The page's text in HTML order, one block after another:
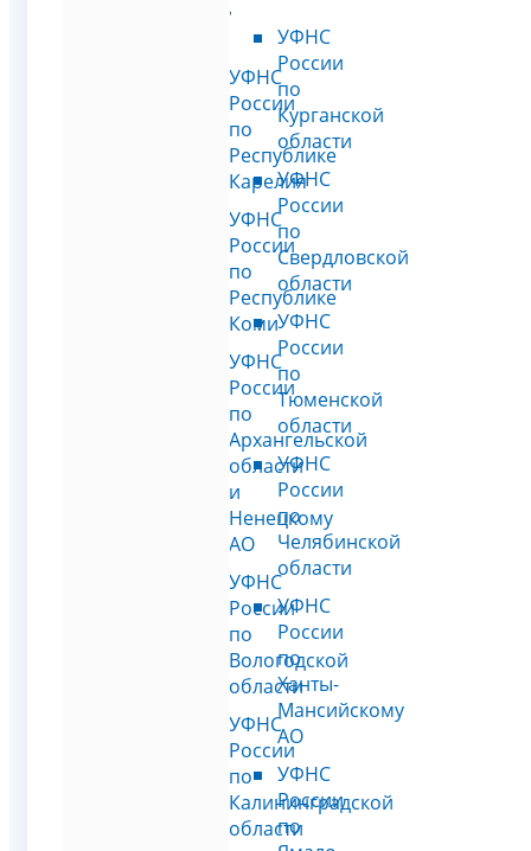
округ
УФНС
России
по
Республике
Карелия
УФНС
России
по
Республике
Коми
УФНС
России
по
Архангельской
области
и
Ненецкому
АО
УФНС
России
по
Вологодской
области
УФНС
России
по
Калининградской
области
УФНС
России
по
Курганской
области
УФНС
России
по
Свердловской
области
УФНС
России
по
Тюменской
области
УФНС
России
по
Челябинской
области
УФНС
России
по
Ханты-
Мансийскому
АО
УФНС
России
по